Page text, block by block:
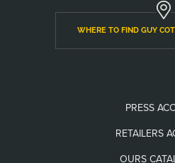
WHERE TO FIND GUY
PRESS
RETAILERS
OURS